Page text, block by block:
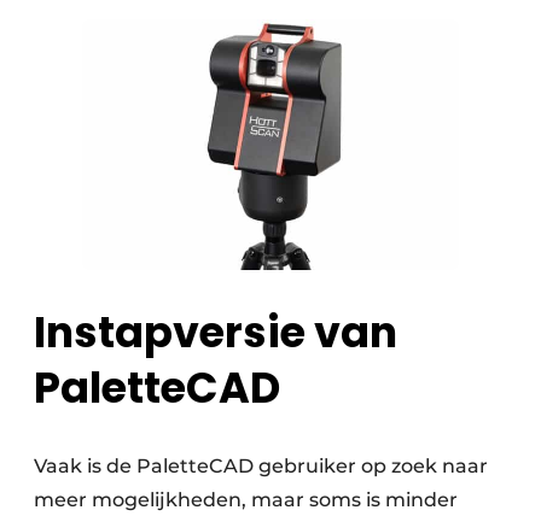
Instapversie van
PaletteCAD
Vaak is de PaletteCAD gebruiker op zoek naar
meer mogelijkheden, maar soms is minder